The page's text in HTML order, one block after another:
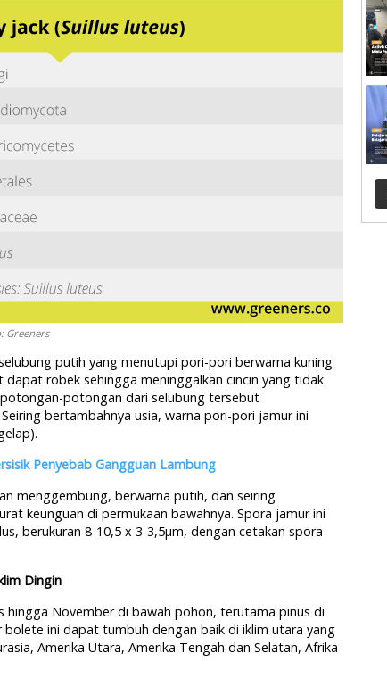
Greeners
putih yang menutupi pori-pori berwarna kuning
robek sehingga meninggalkan cincin yang tidak
potongan dari selubung tersebut
bertambahnya usia, warna pori-pori jamur ini
Penyebab Gangguan Lambung
menggembung, berwarna putih, dan seiring
keunguan di permukaan bawahnya. Spora jamur ini
berukuran 8-10,5 x 3-3,5μm, dengan cetakan spora
Dingin
hingga November di bawah pohon, terutama pinus di
ini dapat tumbuh dengan baik di iklim utara yang
Amerika Utara, Amerika Tengah dan Selatan, Afrika